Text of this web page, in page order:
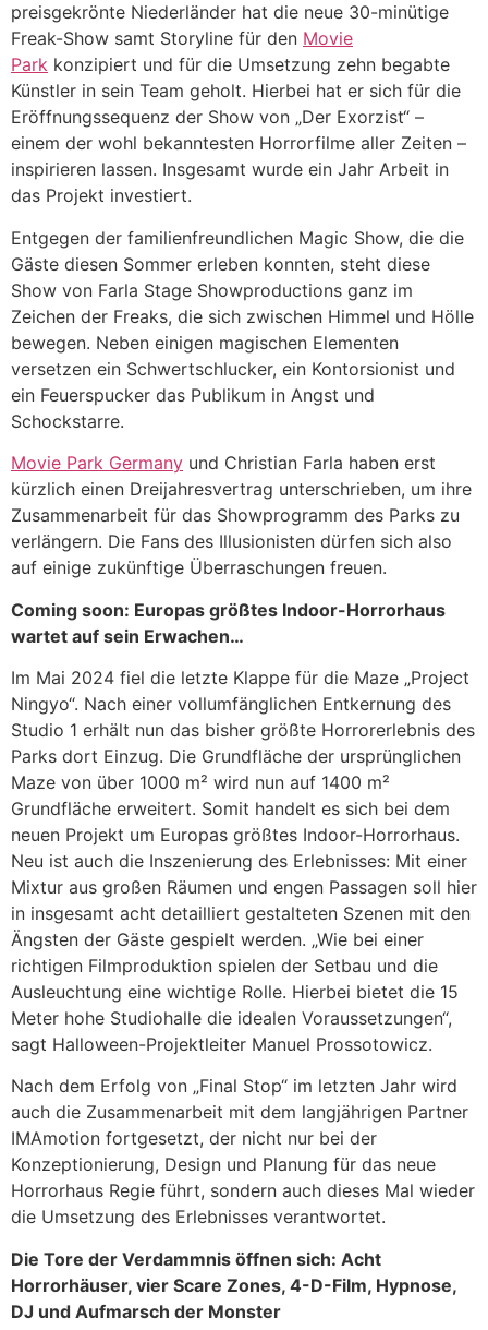
preisgekrönte Niederländer hat die neue 30-minütige
Freak-Show samt Storyline für den Movie
Park konzipiert und für die Umsetzung zehn begabte
Künstler in sein Team geholt. Hierbei hat er sich für die
Eröffnungssequenz der Show von „Der Exorzist“ –
einem der wohl bekanntesten Horrorfilme aller Zeiten –
inspirieren lassen. Insgesamt wurde ein Jahr Arbeit in
das Projekt investiert.
Entgegen der familienfreundlichen Magic Show, die die
Gäste diesen Sommer erleben konnten, steht diese
Show von Farla Stage Showproductions ganz im
Zeichen der Freaks, die sich zwischen Himmel und Hölle
bewegen. Neben einigen magischen Elementen
versetzen ein Schwertschlucker, ein Kontorsionist und
ein Feuerspucker das Publikum in Angst und
Schockstarre.
Movie Park Germany und Christian Farla haben erst
kürzlich einen Dreijahresvertrag unterschrieben, um ihre
Zusammenarbeit für das Showprogramm des Parks zu
verlängern. Die Fans des Illusionisten dürfen sich also
auf einige zukünftige Überraschungen freuen.
Coming soon: Europas größtes Indoor-Horrorhaus
wartet auf sein Erwachen…
Im Mai 2024 fiel die letzte Klappe für die Maze „Project
Ningyo“. Nach einer vollumfänglichen Entkernung des
Studio 1 erhält nun das bisher größte Horrorerlebnis des
Parks dort Einzug. Die Grundfläche der ursprünglichen
Maze von über 1000 m² wird nun auf 1400 m²
Grundfläche erweitert. Somit handelt es sich bei dem
neuen Projekt um Europas größtes Indoor-Horrorhaus.
Neu ist auch die Inszenierung des Erlebnisses: Mit einer
Mixtur aus großen Räumen und engen Passagen soll hier
in insgesamt acht detailliert gestalteten Szenen mit den
Ängsten der Gäste gespielt werden. „Wie bei einer
richtigen Filmproduktion spielen der Setbau und die
Ausleuchtung eine wichtige Rolle. Hierbei bietet die 15
Meter hohe Studiohalle die idealen Voraussetzungen“,
sagt Halloween-Projektleiter Manuel Prossotowicz.
Nach dem Erfolg von „Final Stop“ im letzten Jahr wird
auch die Zusammenarbeit mit dem langjährigen Partner
IMAmotion fortgesetzt, der nicht nur bei der
Konzeptionierung, Design und Planung für das neue
Horrorhaus Regie führt, sondern auch dieses Mal wieder
die Umsetzung des Erlebnisses verantwortet.
Die Tore der Verdammnis öffnen sich: Acht
Horrorhäuser, vier Scare Zones, 4-D-Film, Hypnose,
DJ und Aufmarsch der Monster